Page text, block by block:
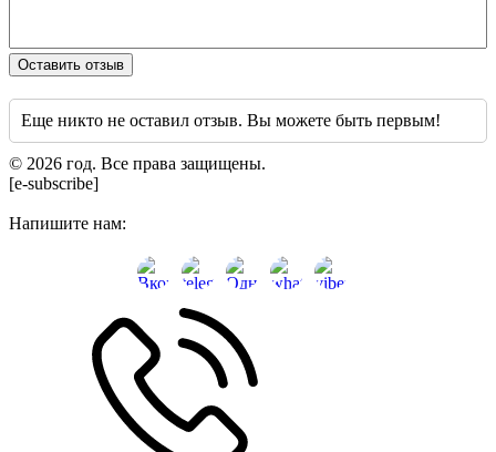
Оставить отзыв
Еще никто не оставил отзыв. Вы можете быть первым!
© 2026 год. Все права защищены.
[e-subscribe]
Напишите нам: